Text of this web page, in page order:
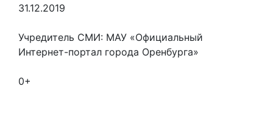
31.12.2019
Учредитель СМИ: МАУ «Официальный
Интернет-портал города Оренбурга»
0+